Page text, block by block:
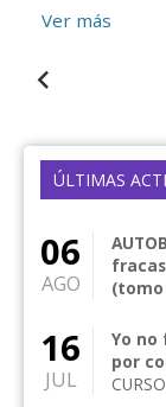
Ver más
ÚLTIMAS
06
AGO
(tomo
clínica actual Curso
me...
16
JUL
Yo no fui.
por